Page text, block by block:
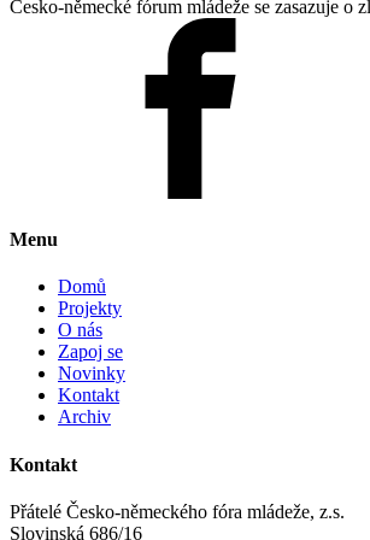
Česko-německé fórum mládeže se zasazuje o
Menu
Domů
Projekty
O nás
Zapoj se
Novinky
Kontakt
Archiv
Kontakt
Přátelé Česko-německého fóra mládeže, z.s.
Slovinská 686/16